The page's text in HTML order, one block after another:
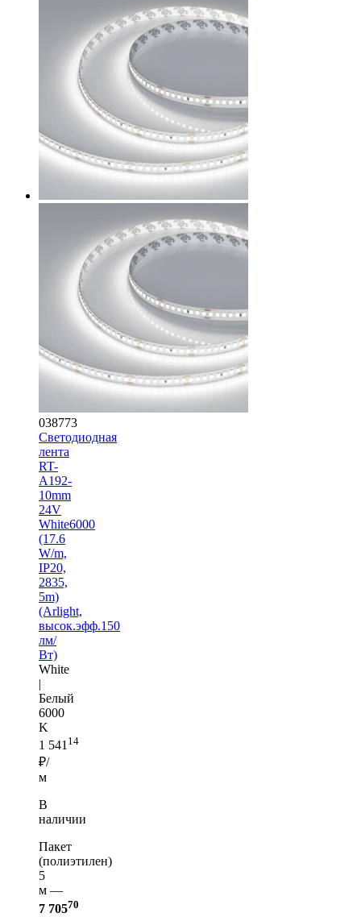
038773
Светодиодная
лента
RT-
A192-
10mm
24V
White6000
(17.6
W/m,
IP20,
2835,
5m)
(Arlight,
высок.эфф.150
лм/
Вт)
White
|
Белый
6000
K
1 541 14
₽/
м
В
наличии
Пакет
(полиэтилен)
5
м —
7 70570